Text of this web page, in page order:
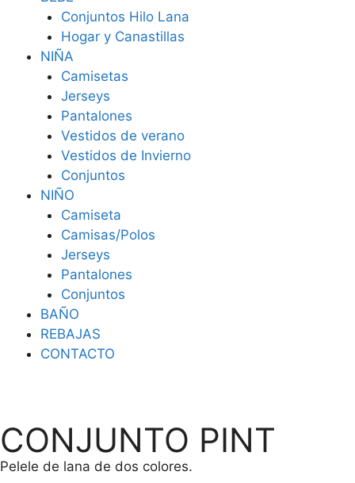
Conjuntos Hilo Lana
Hogar y Canastillas
NIÑA
Camisetas
Jerseys
Pantalones
Vestidos de verano
Vestidos de Invierno
Conjuntos
NIÑO
Camiseta
Camisas/Polos
Jerseys
Pantalones
Conjuntos
BAÑO
REBAJAS
CONTACTO
CONJUNTO PINT
Pelele de lana de dos colores.